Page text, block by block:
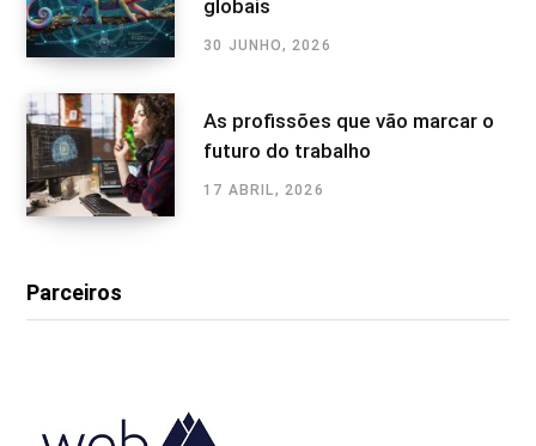
globais
30 JUNHO, 2026
As profissões que vão marcar o
futuro do trabalho
17 ABRIL, 2026
Parceiros